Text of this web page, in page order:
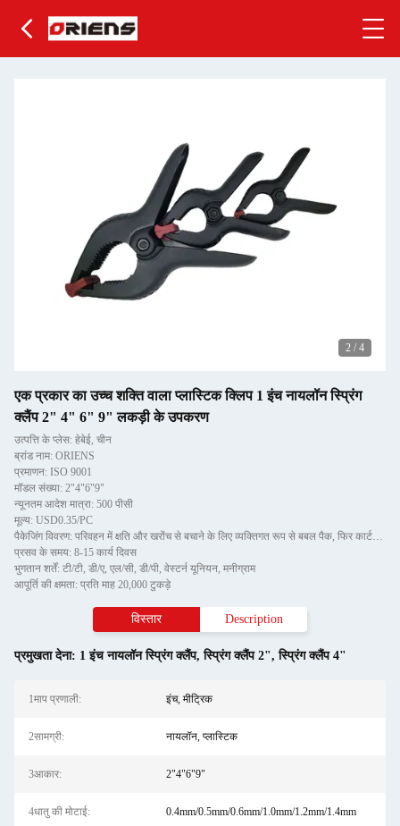
2 / 4
एक प्रकार का उच्च शक्ति वाला प्लास्टिक क्लिप 1 इंच नायलॉन स्प्रिंग
क्लैंप 2" 4" 6" 9" लकड़ी के उपकरण
उत्पत्ति के प्लेस: हेबेई, चीन
ब्रांड नाम: ORIENS
प्रमाणन: ISO 9001
मॉडल संख्या: 2"4"6"9"
न्यूनतम आदेश मात्रा: 500 पीसी
मूल्य: USD0.35/PC
पैकेजिंग विवरण: परिवहन में क्षति और खरोंच से बचाने के लिए व्यक्तिगत रूप से बबल पैक, फिर कार्टन में
प्रसव के समय: 8-15 कार्य दिवस
भुगतान शर्तें: टी/टी, डी/ए, एल/सी, डी/पी, वेस्टर्न यूनियन, मनीग्राम
आपूर्ति की क्षमता: प्रति माह 20,000 टुकड़े
विस्तार Description
प्रमुखता देना: 1 इंच नायलॉन स्प्रिंग क्लैंप,स्प्रिंग क्लैंप 2",स्प्रिंग क्लैंप 4"
1माप प्रणाली: इंच, मीट्रिक
2सामग्री: नायलॉन, प्लास्टिक
3आकार: 2"4"6"9"
4धातु की मोटाई: 0.4mm/0.5mm/0.6mm/1.0mm/1.2mm/1.4mm